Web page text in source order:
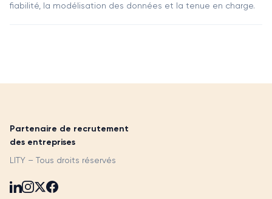
fiabilité, la modélisation des données et la tenue en charge.
Partenaire de recrutement
des entreprises
LITY – Tous droits réservés